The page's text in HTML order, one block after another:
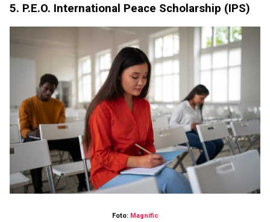
5. P.E.O. International Peace Scholarship (IPS)
Foto: Magnific